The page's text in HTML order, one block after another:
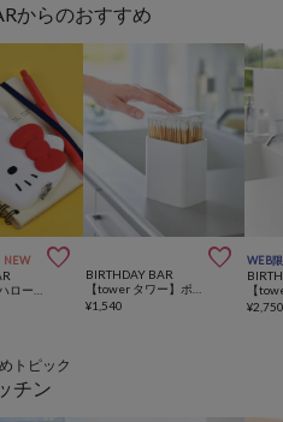
からのおすすめ
NEW  
BIRTHDAY BAR
¥1,540
WEB
¥
トピック
チン